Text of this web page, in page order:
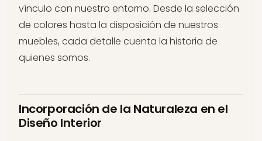
vínculo con nuestro entorno. Desde la selección
de colores hasta la disposición de nuestros
muebles, cada detalle cuenta la historia de
quienes somos.
Incorporación de la Naturaleza en el
Diseño Interior